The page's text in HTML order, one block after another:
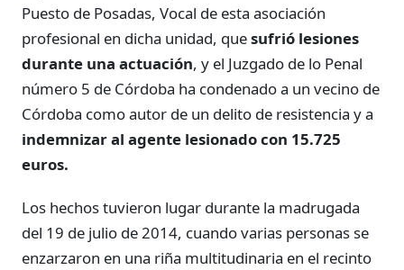
Puesto de Posadas, Vocal de esta asociación
profesional en dicha unidad, quesufrió lesiones
durante una actuación, y el Juzgado de lo Penal
número 5 de Córdoba ha condenado a un vecino de
Córdoba como autor de un delito de resistencia y a
indemnizar al agente lesionado con 15.725
euros.
Los hechos tuvieron lugar durante la madrugada
del 19 de julio de 2014, cuando varias personas se
enzarzaron en una riña multitudinaria en el recinto